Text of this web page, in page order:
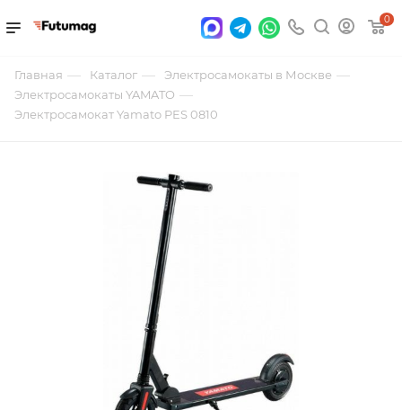
0
Главная — Каталог — Электросамокаты в Москве —
Электросамокаты YAMATO —
Электросамокат Yamato PES 0810